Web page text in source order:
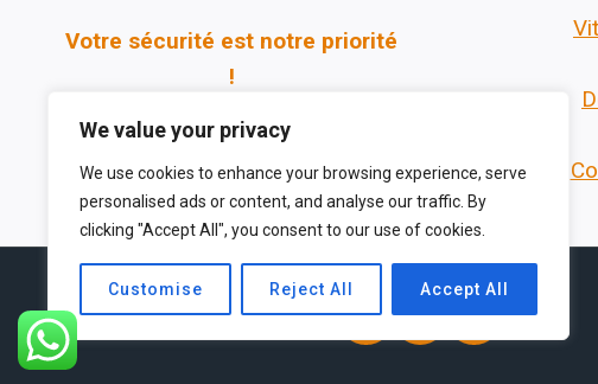
We value your privacy
We use cookies to enhance your browsing experience, serve
personalised ads or content, and analyse our traffic. By
clicking "Accept All", you consent to our use of cookies.
Customise Reject All Accept All
Votre sécurité est notre priorité
!